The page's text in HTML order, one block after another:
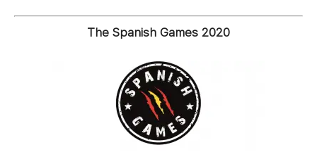
The Spanish Games 2020